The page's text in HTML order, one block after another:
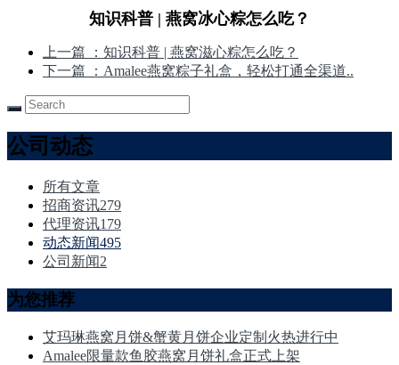
知识科普 | 燕窝冰心粽怎么吃？
上一篇
：知识科普 | 燕窝滋心粽怎么吃？
下一篇
：Amalee燕窝粽子礼盒，轻松打通全渠道..
公司动态
所有文章
招商资讯279
代理资讯179
动态新闻495
公司新闻2
为您推荐
艾玛琳燕窝月饼&蟹黄月饼企业定制火热进行中
Amalee限量款鱼胶燕窝月饼礼盒正式上架